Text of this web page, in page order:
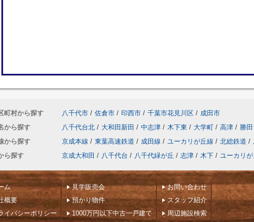
町村から探す 八千代市 / 佐倉市 / 印西市 / 千葉市花見川区 / 成田市
から探す
八千代台北 / 大和田新田 / 中志津 / 木下東 / 大学町 / 高津 / 勝田
から探す
京成本線 / 東葉高速鉄道 / 成田線 / ユーカリが丘線 / 北総鉄道 /
ら探す
京成大和田 / 八千代台 / 八千代緑が丘 / 志津 / 木下 / ユーカリが
ム
概要
イバシーポリシー
見学販売会
預かり物件
1000万円以下中古一戸建て
お問い合わせ
スタッフ紹介
周辺施設検索